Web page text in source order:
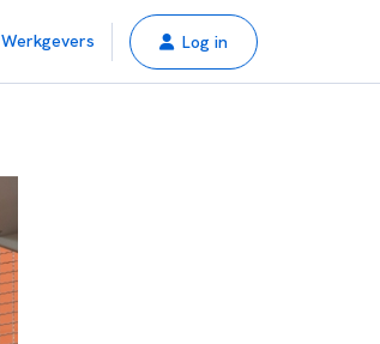
Werkgevers Log in